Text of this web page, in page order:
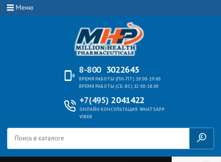
Меню
8-800 3022645
ВРЕМЯ РАБОТЫ (ПН-ПТ) 10:00-19:00
ВРЕМЯ РАБОТЫ (СБ-ВС) 12:00-18:00
+7(495) 2041422
ОНЛАЙН КОНСУЛЬТАЦИЯ WHATSAPP
VIBER